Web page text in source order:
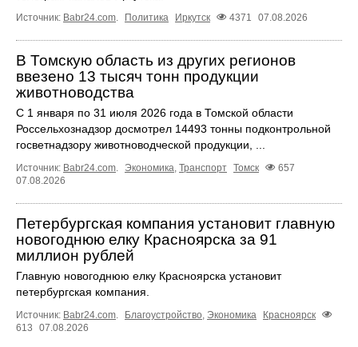
Источник: Babr24.com. Политика Иркутск 4371 07.08.2026
В Томскую область из других регионов
ввезено 13 тысяч тонн продукции
животноводства
С 1 января по 31 июля 2026 года в Томской области
Россельхознадзор досмотрел 14493 тонны подконтрольной
госветнадзору животноводческой продукции, ...
Источник: Babr24.com. Экономика, Транспорт Томск
657
07.08.2026
Петербургская компания установит главную
новогоднюю елку Красноярска за 91
миллион рублей
Главную новогоднюю елку Красноярска установит
петербургская компания.
Источник: Babr24.com. Благоустройство, Экономика
Красноярск
613
07.08.2026